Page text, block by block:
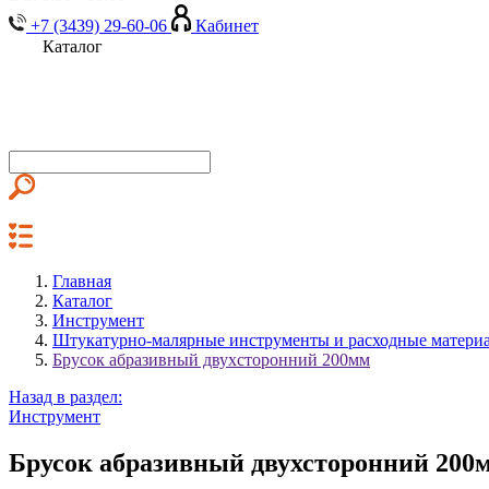
+7 (3439) 29-60-06
Кабинет
Каталог
Главная
Каталог
Инструмент
Штукатурно-малярные инструменты и расходные
Брусок абразивный двухсторонний 200мм
Назад в раздел:
Инструмент
Брусок абразивный двухсторонний